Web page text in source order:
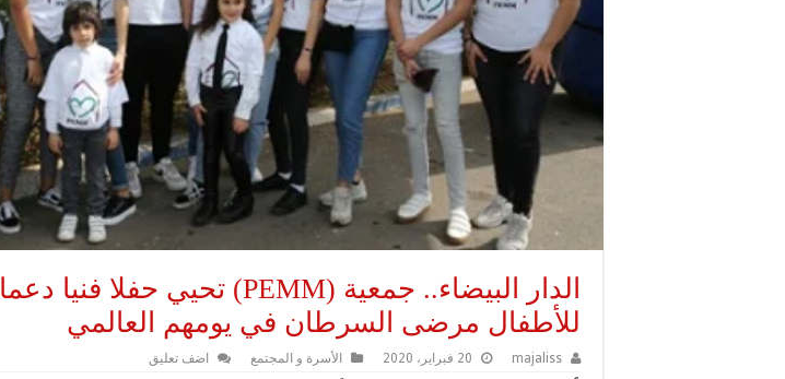
الدار البيضاء.. جمعية (PEMM) تحيي حفلا فنيا دعما
للأطفال مرضى السرطان في يومهم العالمي
majaliss 20 فبراير، 2020 الأسرة و المجتمع اضف تعليق